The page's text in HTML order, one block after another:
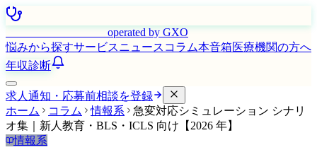
operated by GXO
悩みから探すサービスニュース コラム本音箱医療機関の方へ
年収診断
求人通知・応募前相談を登録
ホーム
コラム 情報系
急変対応シミュレーション シナリ
オ集｜新人教育・BLS・ICLS 向け【2026 年】
情報系